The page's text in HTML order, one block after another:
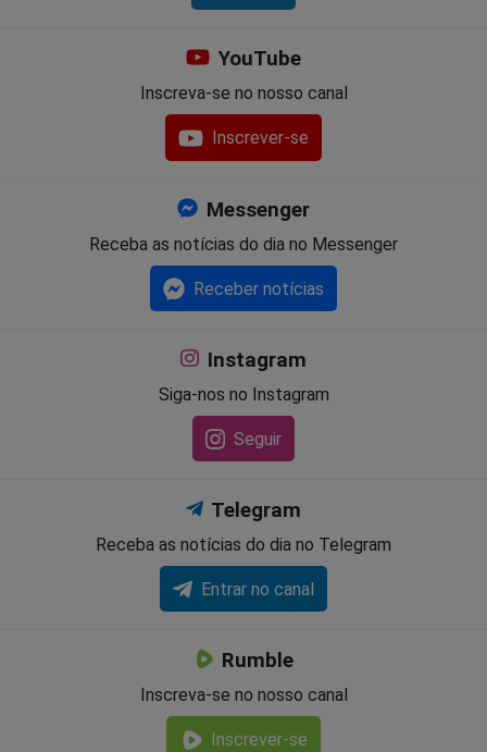
YouTube
Inscreva-se no nosso canal
Inscrever-se
Messenger
Receba as notícias do dia no Messenger
Receber notícias
Instagram
Siga-nos no Instagram
Seguir
Telegram
Receba as notícias do dia no Telegram
Entrar no canal
Rumble
Inscreva-se no nosso canal
Inscrever-se